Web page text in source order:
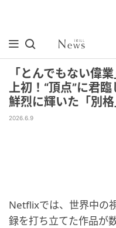
「とんでもない偉
上初！“頂点”に君臨
鮮烈に輝いた「別
2026.6.9
Netflixでは、世界中の
録を打ち立てた作品が